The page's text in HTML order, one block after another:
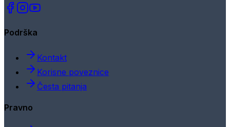
Podrška
Kontakt
Korisne poveznice
Česta pitanja
Pravno